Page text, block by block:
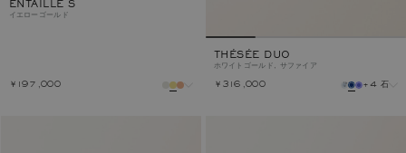
ENTAILLE S
イエローゴールド
￥197,000
THÉSÉE DUO
ホワイトゴールド, サファイア
￥316,000 +4 石